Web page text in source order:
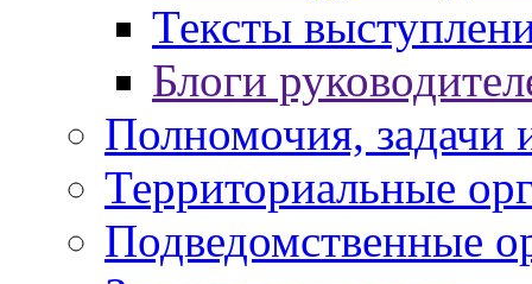
Тексты
Блоги
Полномочия, задачи
Территориальные
Подведомственные